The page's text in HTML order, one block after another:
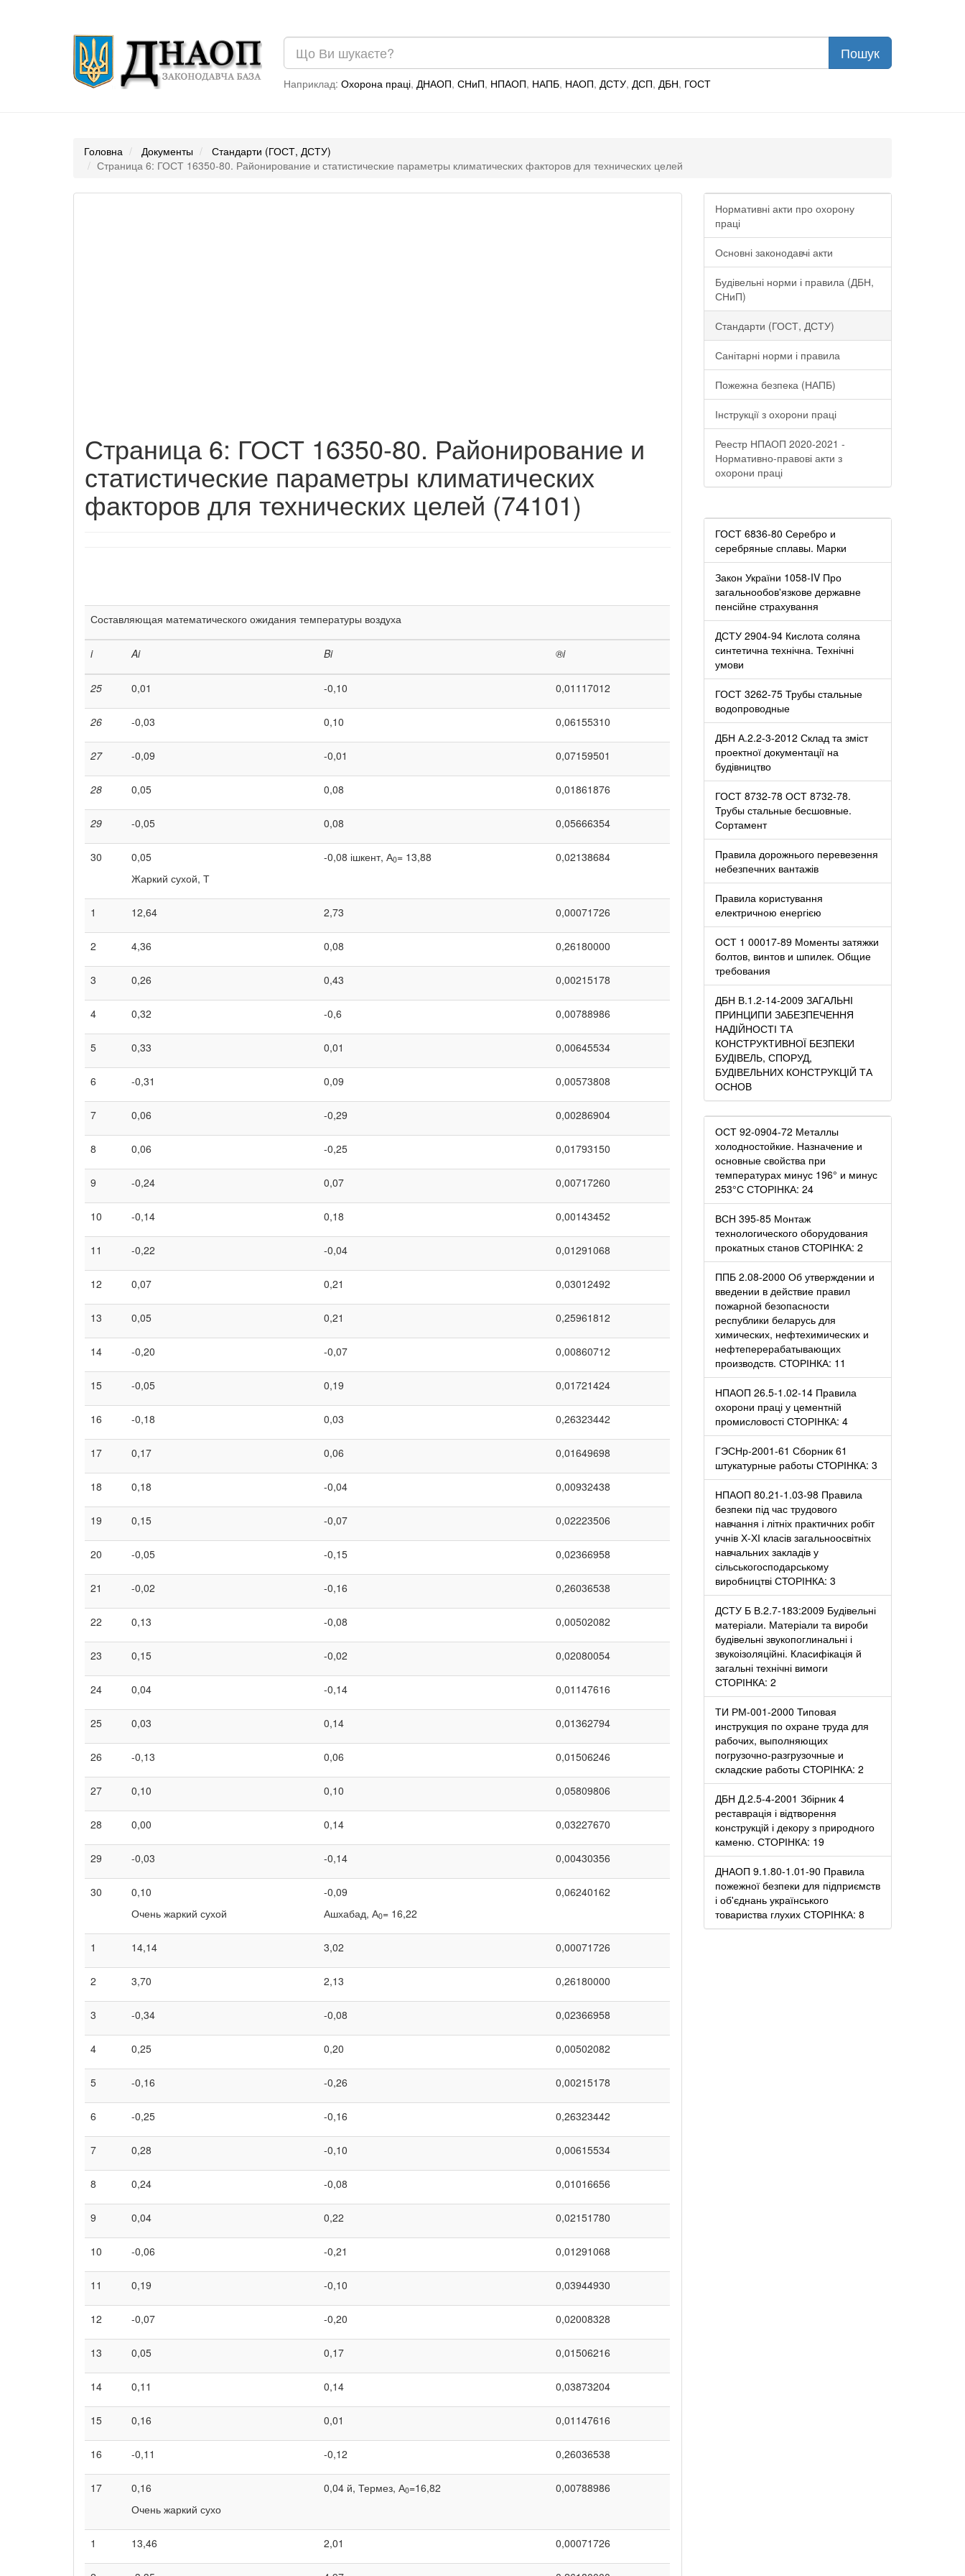
Наприклад: Охорона праці, ДНАОП, СНиП, НПАОП, НАПБ, НАОП, ДСТУ, ДСП, ДБН, ГОСТ
Головна Документы
Стандарти (ГОСТ, ДСТУ)
Страница 6: ГОСТ 16350-80. Районирование и статистические параметры климатических факторов для технических целей
Страница 6: ГОСТ 16350-80. Районирование и
статистические параметры климатических
факторов для технических целей (74101)
Составляющая математического ожидания температуры воздуха
i Ai Bi ®i
25 0,01 -0,10 0,01117012
26 -0,03 0,10 0,06155310
27 -0,09 -0,01 0,07159501
28 0,05 0,08 0,01861876
29 -0,05 0,08 0,05666354
30
0,05
Жаркий сухой, Т
-0,08 ішкент, А0= 13,88 0,02138684
1 12,64 2,73 0,00071726
2 4,36 0,08 0,26180000
3 0,26 0,43 0,00215178
4 0,32 -0,6 0,00788986
5 0,33 0,01 0,00645534
6 -0,31 0,09 0,00573808
7 0,06 -0,29 0,00286904
8 0,06 -0,25 0,01793150
9 -0,24 0,07 0,00717260
10 -0,14 0,18 0,00143452
11 -0,22 -0,04 0,01291068
12 0,07 0,21 0,03012492
13 0,05 0,21 0,25961812
14 -0,20 -0,07 0,00860712
15 -0,05 0,19 0,01721424
16 -0,18 0,03 0,26323442
17 0,17 0,06 0,01649698
18 0,18 -0,04 0,00932438
19 0,15 -0,07 0,02223506
20 -0,05 -0,15 0,02366958
21 -0,02 -0,16 0,26036538
22 0,13 -0,08 0,00502082
23 0,15 -0,02 0,02080054
24 0,04 -0,14 0,01147616
25 0,03 0,14 0,01362794
26 -0,13 0,06 0,01506246
27 0,10 0,10 0,05809806
28 0,00 0,14 0,03227670
29 -0,03 -0,14 0,00430356
30
0,10
Очень жаркий сухой
-0,09
Ашхабад, А0= 16,22
0,06240162
1 14,14 3,02 0,00071726
2 3,70 2,13 0,26180000
3 -0,34 -0,08 0,02366958
4 0,25 0,20 0,00502082
5 -0,16 -0,26 0,00215178
6 -0,25 -0,16 0,26323442
7 0,28 -0,10 0,00615534
8 0,24 -0,08 0,01016656
9 0,04 0,22 0,02151780
10 -0,06 -0,21 0,01291068
11 0,19 -0,10 0,03944930
12 -0,07 -0,20 0,02008328
13 0,05 0,17 0,01506216
14 0,11 0,14 0,03873204
15 0,16 0,01 0,01147616
16 -0,11 -0,12 0,26036538
17
0,16
Очень жаркий сухо
0,04 й, Термез, А0=16,82 0,00788986
1 13,46 2,01 0,00071726
Нормативні акти про охорону
праці
Основні законодавчі акти
Будівельні норми і правила (ДБН,
СНиП)
Стандарти (ГОСТ, ДСТУ)
Санітарні норми і правила
Пожежна безпека (НАПБ)
Інструкції з охорони праці
Реестр НПАОП 2020-2021 -
Нормативно-правові акти з
охорони праці
ГОСТ 6836-80 Серебро и
серебряные сплавы. Марки
Закон України 1058-IV Про
загальнообов'язкове державне
пенсійне страхування
ДСТУ 2904-94 Кислота соляна
синтетична технічна. Технічні
умови
ГОСТ 3262-75 Трубы стальные
водопроводные
ДБН А.2.2-3-2012 Склад та зміст
проектної документації на
будівництво
ГОСТ 8732-78 ОСТ 8732-78.
Трубы стальные бесшовные.
Сортамент
Правила дорожнього перевезення
небезпечних вантажів
Правила користування
електричною енергією
ОСТ 1 00017-89 Моменты затяжки
болтов, винтов и шпилек. Общие
требования
ДБН В.1.2-14-2009 ЗАГАЛЬНІ
ПРИНЦИПИ ЗАБЕЗПЕЧЕННЯ
НАДІЙНОСТІ ТА
КОНСТРУКТИВНОЇ БЕЗПЕКИ
БУДІВЕЛЬ, СПОРУД,
БУДІВЕЛЬНИХ КОНСТРУКЦІЙ ТА
ОСНОВ
ОСТ 92-0904-72 Металлы
холодностойкие. Назначение и
основные свойства при
температурах минус 196° и минус
253°С СТОРІНКА: 24
ВСН 395-85 Монтаж
технологического оборудования
прокатных станов СТОРІНКА: 2
ППБ 2.08-2000 Об утверждении и
введении в действие правил
пожарной безопасности
республики беларусь для
химических, нефтехимических и
нефтеперерабатывающих
производств. СТОРІНКА: 11
НПАОП 26.5-1.02-14 Правила
охорони праці у цементній
промисловості СТОРІНКА: 4
ГЭСНр-2001-61 Сборник 61
штукатурные работы СТОРІНКА: 3
НПАОП 80.21-1.03-98 Правила
безпеки під час трудового
навчання і літніх практичних робіт
учнів Х-ХІ класів загальноосвітніх
навчальних закладів у
сільськогосподарському
виробництві СТОРІНКА: 3
ДСТУ Б В.2.7-183:2009 Будівельні
матеріали. Матеріали та вироби
будівельні звукопоглинальні і
звукоізоляційні. Класифікація й
загальні технічні вимоги
СТОРІНКА: 2
ТИ РМ-001-2000 Типовая
инструкция по охране труда для
рабочих, выполняющих
погрузочно-разгрузочные и
складские работы СТОРІНКА: 2
ДБН Д.2.5-4-2001 Збірник 4
реставрація і відтворення
конструкцій і декору з природного
каменю. СТОРІНКА: 19
ДНАОП 9.1.80-1.01-90 Правила
пожежної безпеки для підприємств
і об'єднань українського
товариства глухих СТОРІНКА: 8